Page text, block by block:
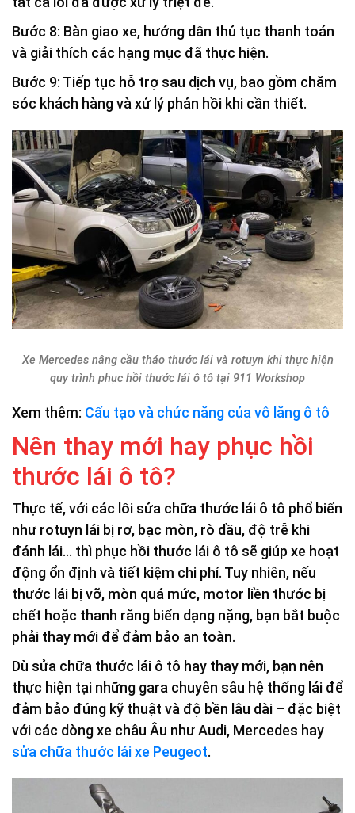
Bước 8: Bàn giao xe, hướng dẫn thủ tục thanh toán
và giải thích các hạng mục đã thực hiện.
Bước 9: Tiếp tục hỗ trợ sau dịch vụ, bao gồm chăm
sóc khách hàng và xử lý phản hồi khi cần thiết.
Xe Mercedes nâng cầu tháo thước lái và rotuyn khi thực hiện
quy trình phục hồi thước lái ô tô tại 911 Workshop
Xem thêm: Cấu tạo và chức năng của vô lăng ô tô
Nên thay mới hay phục hồi
thước lái ô tô?
Thực tế, với các lỗi sửa chữa thước lái ô tô phổ biến
như rotuyn lái bị rơ, bạc mòn, rò dầu, độ trễ khi
đánh lái… thì phục hồi thước lái ô tô sẽ giúp xe hoạt
động ổn định và tiết kiệm chi phí. Tuy nhiên, nếu
thước lái bị vỡ, mòn quá mức, motor liền thước bị
chết hoặc thanh răng biến dạng nặng, bạn bắt buộc
phải thay mới để đảm bảo an toàn.
Dù sửa chữa thước lái ô tô hay thay mới, bạn nên
thực hiện tại những gara chuyên sâu hệ thống lái để
đảm bảo đúng kỹ thuật và độ bền lâu dài – đặc biệt
với các dòng xe châu Âu như Audi, Mercedes hay
sửa chữa thước lái xe Peugeot.